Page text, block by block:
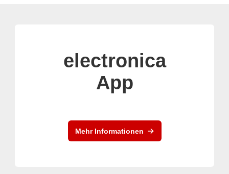
electronica
App
Mehr Informationen